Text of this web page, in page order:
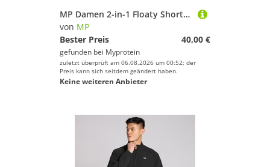
MP Damen 2-in-1 Floaty Shorts – Schwarz - L
von MP
Bester Preis
40,00 €
gefunden bei Myprotein
zuletzt überprüft am 06.08.2026 um 00:52; der
Preis kann sich seitdem geändert haben.
Keine weiteren Anbieter